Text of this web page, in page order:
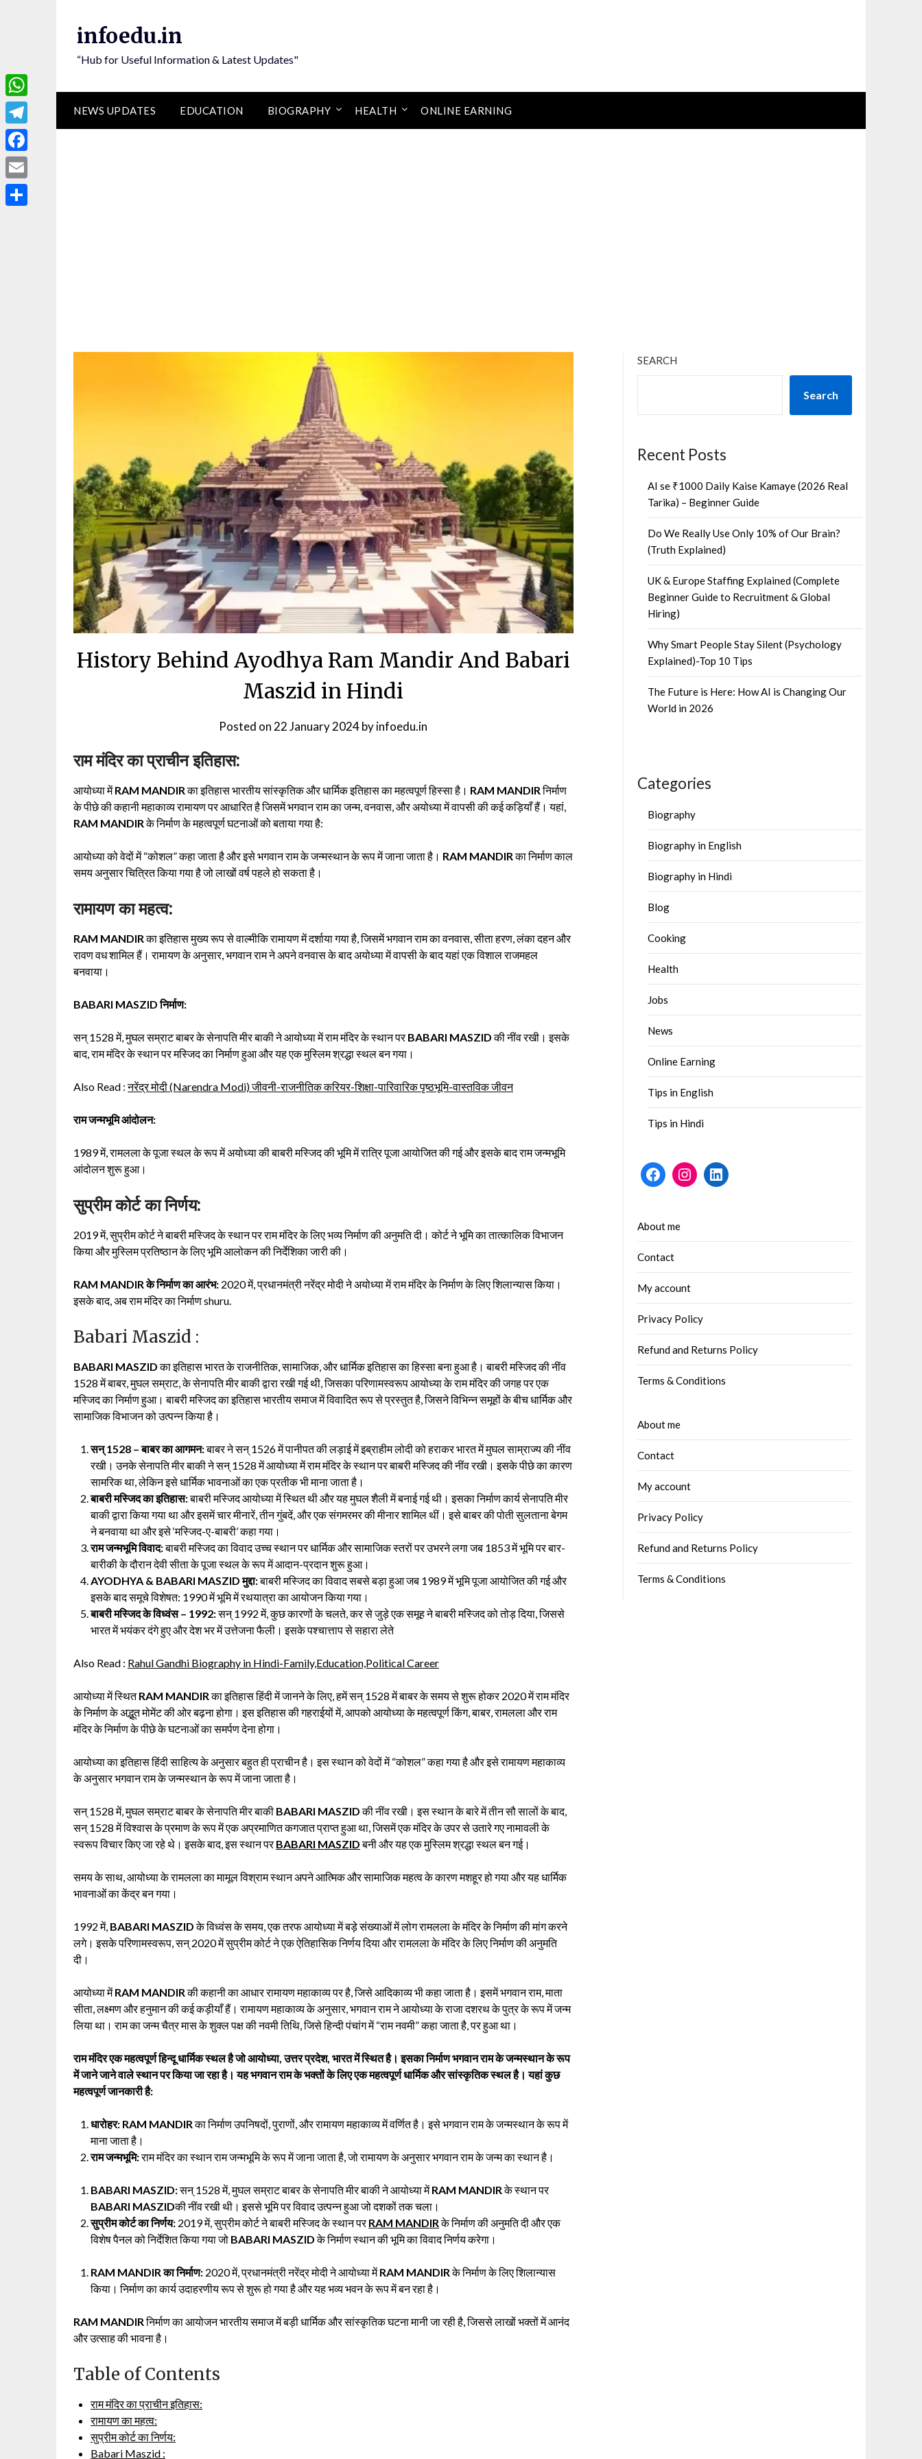
infoedu.in
“Hub for Useful Information & Latest Updates"
NEWS UPDATES EDUCATION BIOGRAPHY HEALTH ONLINE EARNING
History Behind Ayodhya Ram Mandir And Babari
Maszid in Hindi
Posted on 22 January 2024byinfoedu.in
राम मंदिर का प्राचीन इतिहास:
आयोध्या मेंRAM MANDIRका इतिहास भारतीय सांस्कृतिक और धार्मिक इतिहास का महत्वपूर्ण हिस्सा है। RAM MANDIRनिर्माण
के पीछे की कहानी महाकाव्य रामायण पर आधारित है जिसमें भगवान राम का जन्म, वनवास, और अयोध्या में वापसी की कई कड़ियाँ हैं। यहां,
RAM MANDIRके निर्माण के महत्वपूर्ण घटनाओं को बताया गया है:
आयोध्या को वेदों में “कोशल” कहा जाता है और इसे भगवान राम के जन्मस्थान के रूप में जाना जाता है। RAM MANDIRका निर्माण काल
समय अनुसार चित्रित किया गया है जो लाखों वर्ष पहले हो सकता है।
रामायण का महत्व:
RAM MANDIRका इतिहास मुख्य रूप से वाल्मीकि रामायण में दर्शाया गया है, जिसमें भगवान राम का वनवास, सीता हरण, लंका दहन और
रावण वध शामिल हैं। रामायण के अनुसार, भगवान राम ने अपने वनवास के बाद अयोध्या में वापसी के बाद यहां एक विशाल राजमहल
बनवाया।
BABARI MASZIDनिर्माण:
सन् 1528 में, मुघल सम्राट बाबर के सेनापति मीर बाकी ने आयोध्या में राम मंदिर के स्थान परBABARI MASZIDकी नींव रखी। इसके
बाद, राम मंदिर के स्थान पर मस्जिद का निर्माण हुआ और यह एक मुस्लिम श्रद्धा स्थल बन गया।
Also Read :नरेंद्र मोदी (Narendra Modi) जीवनी-राजनीतिक करियर-शिक्षा-पारिवारिक पृष्ठभूमि-वास्तविक जीवन
राम जन्मभूमि आंदोलन:
1989 में, रामलला के पूजा स्थल के रूप में अयोध्या की बाबरी मस्जिद की भूमि में रात्रि पूजा आयोजित की गई और इसके बाद राम जन्मभूमि
आंदोलन शुरू हुआ।
सुप्रीम कोर्ट का निर्णय:
2019 में, सुप्रीम कोर्ट ने बाबरी मस्जिद के स्थान पर राम मंदिर के लिए भव्य निर्माण की अनुमति दी। कोर्ट ने भूमि का तात्कालिक विभाजन
किया और मुस्लिम प्रतिष्ठान के लिए भूमि आलोकन की निर्देशिका जारी की।
RAM MANDIRके निर्माण का आरंभ: 2020 में, प्रधानमंत्री नरेंद्र मोदी ने अयोध्या में राम मंदिर के निर्माण के लिए शिलान्यास किया।
इसके बाद, अब राम मंदिर का निर्माण shuru.
Babari Maszid :
BABARI MASZIDका इतिहास भारत के राजनीतिक, सामाजिक, और धार्मिक इतिहास का हिस्सा बना हुआ है। बाबरी मस्जिद की नींव
1528 में बाबर, मुघल सम्राट, के सेनापति मीर बाकी द्वारा रखी गई थी, जिसका परिणामस्वरूप आयोध्या के राम मंदिर की जगह पर एक
मस्जिद का निर्माण हुआ। बाबरी मस्जिद का इतिहास भारतीय समाज में विवादित रूप से प्रस्तुत है, जिसने विभिन्न समूहों के बीच धार्मिक और
सामाजिक विभाजन को उत्पन्न किया है।
सन् 1528 – बाबर का आगमन:बाबर ने सन् 1526 में पानीपत की लड़ाई में इब्राहीम लोदी को हराकर भारत में मुघल साम्राज्य की नींव
रखी। उनके सेनापति मीर बाकी ने सन् 1528 में आयोध्या में राम मंदिर के स्थान पर बाबरी मस्जिद की नींव रखी। इसके पीछे का कारण
सामरिक था, लेकिन इसे धार्मिक भावनाओं का एक प्रतीक भी माना जाता है।
बाबरी मस्जिद का इतिहास:बाबरी मस्जिद आयोध्या में स्थित थी और यह मुघल शैली में बनाई गई थी। इसका निर्माण कार्य सेनापति मीर
बाकी द्वारा किया गया था और इसमें चार मीनारें, तीन गुंबदें, और एक संगमरमर की मीनार शामिल थीं। इसे बाबर की पोती सुलताना बेगम
ने बनवाया था और इसे ‘मस्जिद-ए-बाबरी’ कहा गया।
राम जन्मभूमि विवाद:बाबरी मस्जिद का विवाद उच्च स्थान पर धार्मिक और सामाजिक स्तरों पर उभरने लगा जब 1853 में भूमि पर बार-
बारीकी के दौरान देवी सीता के पूजा स्थल के रूप में आदान-प्रदान शुरू हुआ।
AYODHYA & BABARI MASZIDमुद्दा:बाबरी मस्जिद का विवाद सबसे बड़ा हुआ जब 1989 में भूमि पूजा आयोजित की गई और
इसके बाद समूचे विशेषत: 1990 में भूमि में रथयात्रा का आयोजन किया गया।
बाबरी मस्जिद के विध्वंस – 1992:सन् 1992 में, कुछ कारणों के चलते, कर से जुड़े एक समूह ने बाबरी मस्जिद को तोड़ दिया, जिससे
भारत में भयंकर दंगे हुए और देश भर में उत्तेजना फैली। इसके पश्चात्ताप से सहारा लेते
Also Read : Rahul Gandhi Biography in Hindi-Family,Education,Political Career
आयोध्या में स्थितRAM MANDIRका इतिहास हिंदी में जानने के लिए, हमें सन् 1528 में बाबर के समय से शुरू होकर 2020 में राम मंदिर
के निर्माण के अद्भूत मोमेंट की ओर बढ़ना होगा। इस इतिहास की गहराईयों में, आपको आयोध्या के महत्वपूर्ण किंग, बाबर, रामलला और राम
मंदिर के निर्माण के पीछे के घटनाओं का समर्पण देना होगा।
आयोध्या का इतिहास हिंदी साहित्य के अनुसार बहुत ही प्राचीन है। इस स्थान को वेदों में “कोशल” कहा गया है और इसे रामायण महाकाव्य
के अनुसार भगवान राम के जन्मस्थान के रूप में जाना जाता है।
सन् 1528 में, मुघल सम्राट बाबर के सेनापति मीर बाकी BABARI MASZIDकी नींव रखी। इस स्थान के बारे में तीन सौ सालों के बाद,
सन् 1528 में विश्वास के प्रमाण के रूप में एक अप्रमाणित कगजात प्राप्त हुआ था, जिसमें एक मंदिर के उपर से उतारे गए नामावली के
स्वरूप विचार किए जा रहे थे। इसके बाद, इस स्थान परBABARI MASZIDबनी और यह एक मुस्लिम श्रद्धा स्थल बन गई।
समय के साथ, आयोध्या के रामलला का मामूल विश्राम स्थान अपने आत्मिक और सामाजिक महत्व के कारण मशहूर हो गया और यह धार्मिक
भावनाओं का केंद्र बन गया।
1992 में, BABARI MASZIDके विध्वंस के समय, एक तरफ आयोध्या में बड़े संख्याओं में लोग रामलला के मंदिर के निर्माण की मांग करने
लगे। इसके परिणामस्वरूप, सन् 2020 में सुप्रीम कोर्ट ने एक ऐतिहासिक निर्णय दिया और रामलला के मंदिर के लिए निर्माण की अनुमति
दी।
आयोध्या मेंRAM MANDIRकी कहानी का आधार रामायण महाकाव्य पर है, जिसे आदिकाव्य भी कहा जाता है। इसमें भगवान राम, माता
सीता, लक्ष्मण और हनुमान की कई कड़ीयाँ हैं। रामायण महाकाव्य के अनुसार, भगवान राम ने आयोध्या के राजा दशरथ के पुत्र के रूप में जन्म
लिया था। राम का जन्म चैत्र मास के शुक्ल पक्ष की नवमी तिथि, जिसे हिन्दी पंचांग में “राम नवमी” कहा जाता है, पर हुआ था।
राम मंदिर एक महत्वपूर्ण हिन्दू धार्मिक स्थल है जो आयोध्या, उत्तर प्रदेश, भारत में स्थित है। इसका निर्माण भगवान राम के जन्मस्थान के रूप
में जाने जाने वाले स्थान पर किया जा रहा है। यह भगवान राम के भक्तों के लिए एक महत्वपूर्ण धार्मिक और सांस्कृतिक स्थल है। यहां कुछ
महत्वपूर्ण जानकारी है:
धारोहर: RAM MANDIRका निर्माण उपनिषदों, पुराणों, और रामायण महाकाव्य में वर्णित है। इसे भगवान राम के जन्मस्थान के रूप में
माना जाता है।
राम जन्मभूमि:राम मंदिर का स्थान राम जन्मभूमि के रूप में जाना जाता है, जो रामायण के अनुसार भगवान राम के जन्म का स्थान है।
BABARI MASZID:सन् 1528 में, मुघल सम्राट बाबर के सेनापति मीर बाकी ने आयोध्या मेंRAM MANDIRके स्थान पर
BABARI MASZIDकी नींव रखी थी। इससे भूमि पर विवाद उत्पन्न हुआ जो दशकों तक चला।
सुप्रीम कोर्ट का निर्णय: 2019 में, सुप्रीम कोर्ट ने बाबरी मस्जिद के स्थान परRAM MANDIRके निर्माण की अनुमति दी और एक
विशेष पैनल को निर्देशित किया गया जो BABARI MASZIDके निर्माण स्थान की भूमि का विवाद निर्णय करेगा।
RAM MANDIR का निर्माण: 2020 में, प्रधानमंत्री नरेंद्र मोदी ने आयोध्या मेंRAM MANDIRके निर्माण के लिए शिलान्यास
किया। निर्माण का कार्य उदाहरणीय रूप से शुरू हो गया है और यह भव्य भवन के रूप में बन रहा है।
RAM MANDIRनिर्माण का आयोजन भारतीय समाज में बड़ी धार्मिक और सांस्कृतिक घटना मानी जा रही है, जिससे लाखों भक्तों में आनंद
और उत्साह की भावना है।
Table of Contents
राम मंदिर का प्राचीन इतिहास:
रामायण का महत्व:
सुप्रीम कोर्ट का निर्णय:
Babari Maszid :
SEARCH
Search
Recent Posts
AI se ₹1000 Daily Kaise Kamaye (2026 Real
Tarika) – Beginner Guide
Do We Really Use Only 10% of Our Brain?
(Truth Explained)
UK & Europe Staffing Explained (Complete
Beginner Guide to Recruitment & Global
Hiring)
Why Smart People Stay Silent (Psychology
Explained)-Top 10 Tips
The Future is Here: How AI is Changing Our
World in 2026
Categories
Biography
Biography in English
Biography in Hindi
Blog
Cooking
Health
Jobs
News
Online Earning
Tips in English
Tips in Hindi
Facebook
Instagram
LinkedIn
About me
Contact
My account
Privacy Policy
Refund and Returns Policy
Terms & Conditions
About me
Contact
My account
Privacy Policy
Refund and Returns Policy
Terms & Conditions
WhatsApp
Telegram
Facebook
Email